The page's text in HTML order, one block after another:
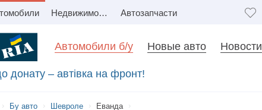
Недвижимость Автозапчасти
для ЗСУ Автомобили б/у Новые авто Новости
донату – автівка на фронт!
Бу авто Шевроле Еванда